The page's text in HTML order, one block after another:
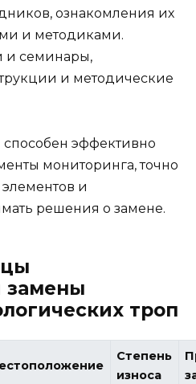
ознакомления их
и методиками.
и семинары,
и методические
эффективно
мониторинга, точно
и
решения о замене.
замены
троп
Степень
износа